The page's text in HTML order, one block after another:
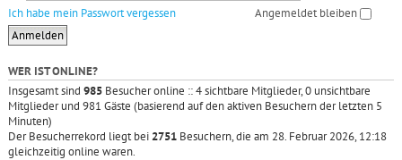
Ich habe mein Passwort vergessen Angemeldet bleiben
WER IST ONLINE?
Insgesamt sind 985 Besucher online :: 4 sichtbare Mitglieder, 0 unsichtbare
Mitglieder und 981 Gäste (basierend auf den aktiven Besuchern der letzten 5
Minuten)
Der Besucherrekord liegt bei 2751 Besuchern, die am 28. Februar 2026, 12:18
gleichzeitig online waren.